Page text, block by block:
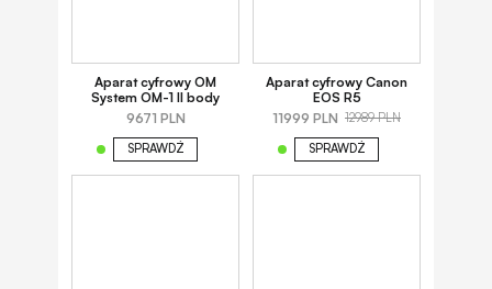
Aparat cyfrowy OM
System OM-1 II body
9671 PLN
SPRAWDŹ
Aparat cyfrowy Canon
EOS R5
11999 PLN 12989 PLN
SPRAWDŹ